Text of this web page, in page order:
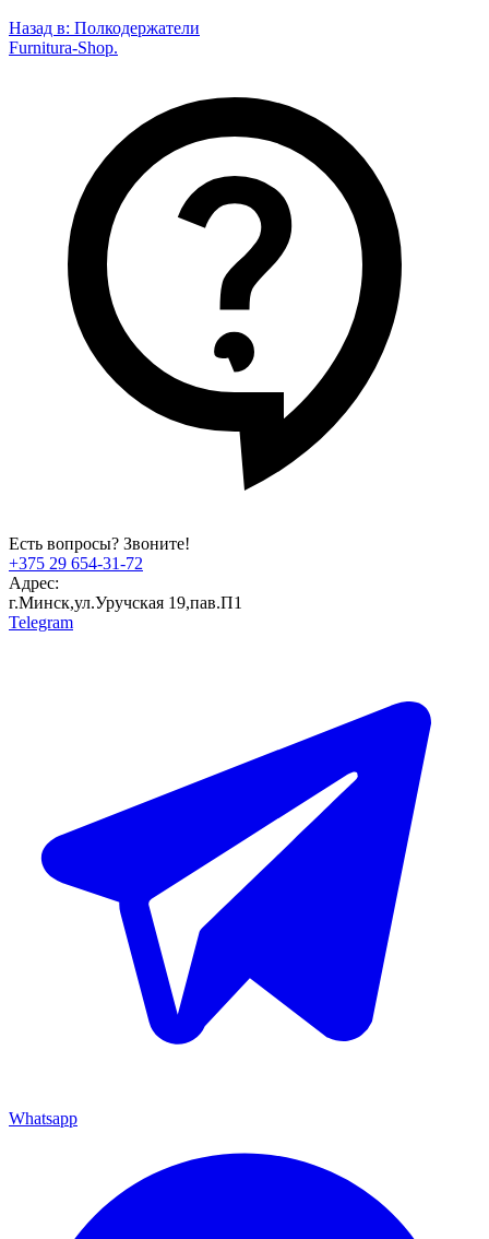
Назад в: Полкодержатели
Furnitura-Shop.
Есть вопросы? Звоните!
+375 29 654-31-72
Адрес:
г.Минск,ул.Уручская 19,пав.П1
Telegram
Whatsapp